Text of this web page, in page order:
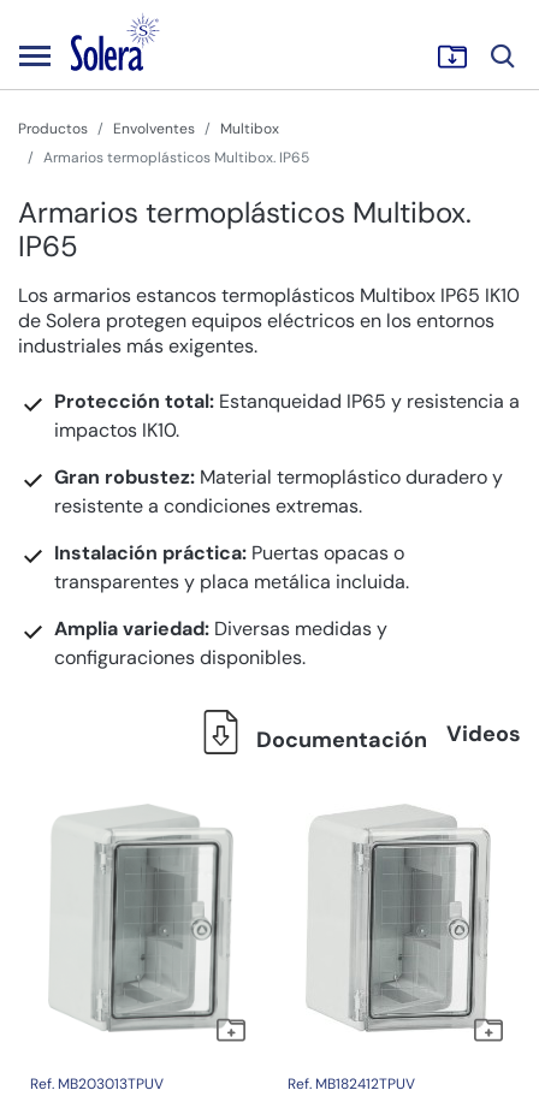
Productos Envolventes
Multibox
Armarios termoplásticos Multibox. IP65
Armarios termoplásticos Multibox.
IP65
Los armarios estancos termoplásticos Multibox IP65 IK10
de Solera protegen equipos eléctricos en los entornos
industriales más exigentes.
Protección total: Estanqueidad IP65 y resistencia a
impactos IK10.
Gran robustez: Material termoplástico duradero y
resistente a condiciones extremas.
Instalación práctica: Puertas opacas o
transparentes y placa metálica incluida.
Amplia variedad: Diversas medidas y
configuraciones disponibles.
Documentación Videos
Ref. MB203013TPUV Ref. MB182412TPUV